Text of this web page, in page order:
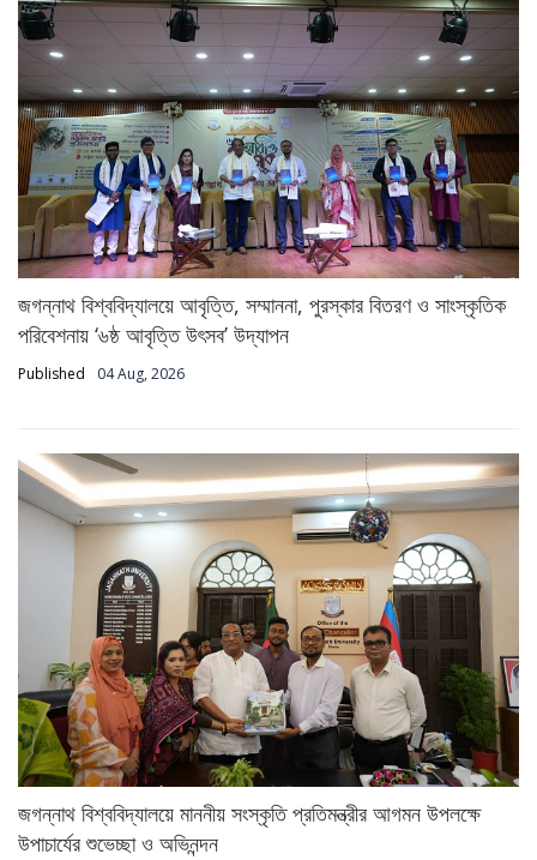
জগন্নাথ বিশ্ববিদ্যালয়ে আবৃত্তি, সম্মাননা, পুরস্কার বিতরণ ও সাংস্কৃতিক
পরিবেশনায় ‘৬ষ্ঠ আবৃত্তি উৎসব’ উদ্‌যাপন
Published 04 Aug, 2026
জগন্নাথ বিশ্ববিদ্যালয়ে মাননীয় সংস্কৃতি প্রতিমন্ত্রীর আগমন উপলক্ষে
উপাচার্যের শুভেচ্ছা ও অভিনন্দন